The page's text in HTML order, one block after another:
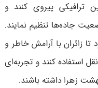
ترافیکی پیروی کنند و
جاده‌ها تنظیم نمایند.
زائران با آرامش خاطر و
استفاده کنند و تجربه‌ای
زهرا داشته باشند.